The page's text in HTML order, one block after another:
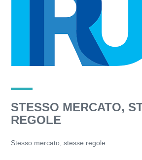
STESSO MERCATO,
REGOLE
Stesso mercato, stesse regole.